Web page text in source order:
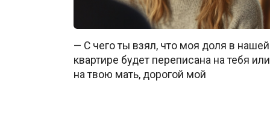
— С чего ты взял, что моя доля в нашей
квартире будет переписана на тебя или
на твою мать, дорогой мой